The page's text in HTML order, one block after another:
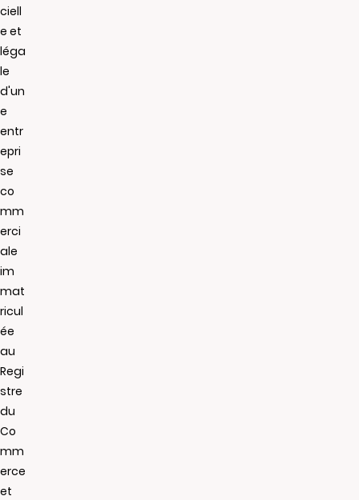
ciell
e et
léga
le
d'un
e
entr
epri
se
co
mm
erci
ale
im
mat
ricul
ée
au
Regi
stre
du
Co
mm
erce
et